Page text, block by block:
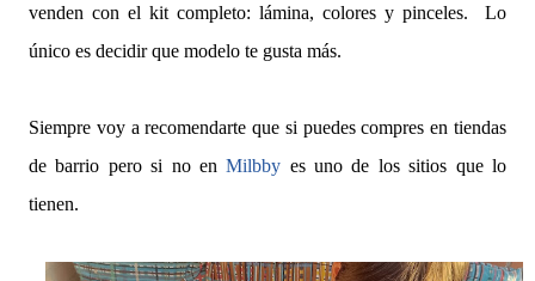
venden con el kit completo: lámina, colores y pinceles. Lo
único es decidir que modelo te gusta más.
Siempre voy a recomendarte que si puedes compres en tiendas
de barrio pero si no enMilbby es uno de los sitios que lo
tienen.